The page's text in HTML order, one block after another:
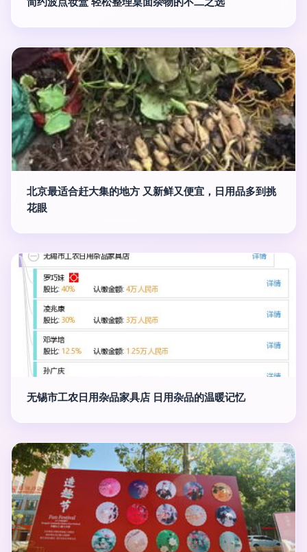
北京最适合赶大集的地方 又新鲜又便宜，日用品多到挑
花眼
无锡市工农日用杂品家具店 日用杂品的温暖记忆